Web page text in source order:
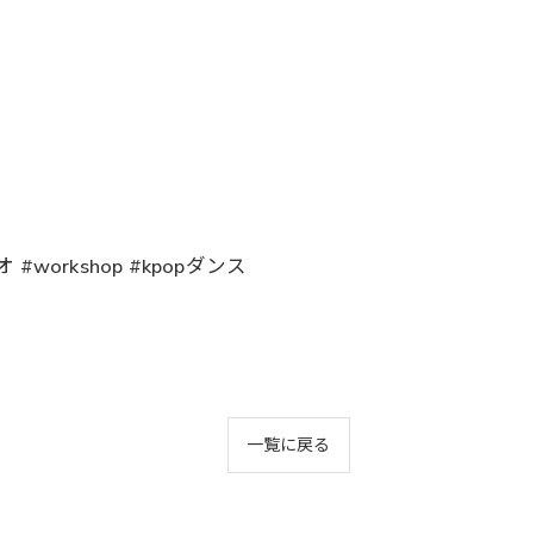
#workshop #kpopダンス
一覧に戻る